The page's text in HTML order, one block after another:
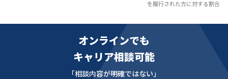
を履行された方に対する割合
オンラインでも
キャリア相談可能
「相談内容が明確ではない」